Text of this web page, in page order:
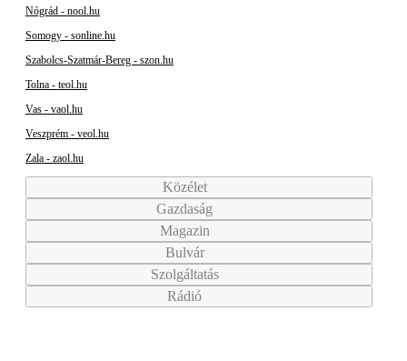
Nógrád - nool.hu
Somogy - sonline.hu
Szabolcs-Szatmár-Bereg - szon.hu
Tolna - teol.hu
Vas - vaol.hu
Veszprém - veol.hu
Zala - zaol.hu
Közélet
Gazdaság
Magazin
Bulvár
Szolgáltatás
Rádió